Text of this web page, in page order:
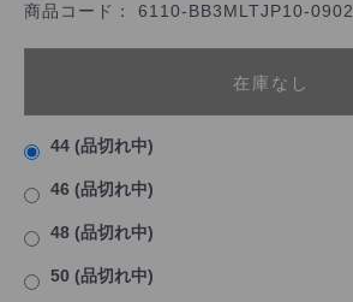
商品コード： 6110-BB3MLTJP10-0902
在庫なし
44 (品切れ中)
46 (品切れ中)
48 (品切れ中)
50 (品切れ中)